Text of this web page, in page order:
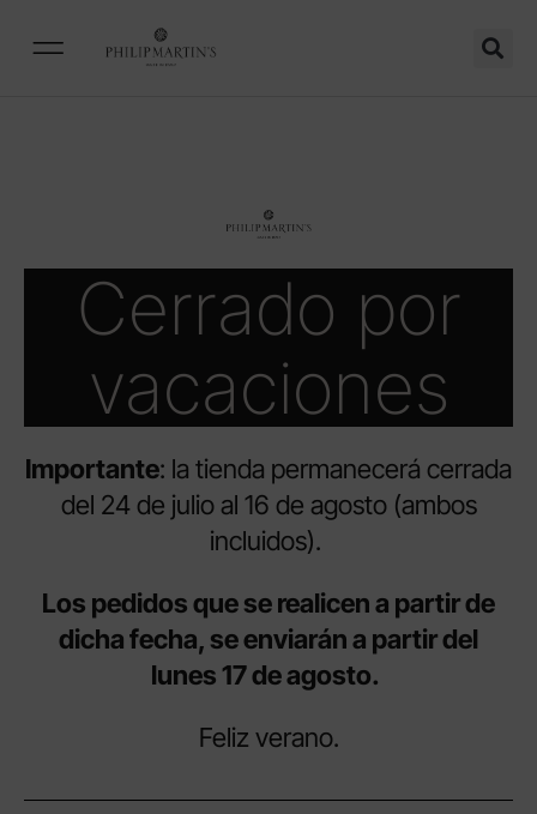
Cerrado por
vacaciones
Importante: la tienda permanecerá cerrada
del 24 de julio al 16 de agosto (ambos
incluidos).
Los pedidos que se realicen a partir de
dicha fecha, se enviarán a partir del
lunes 17 de agosto.
Feliz verano.